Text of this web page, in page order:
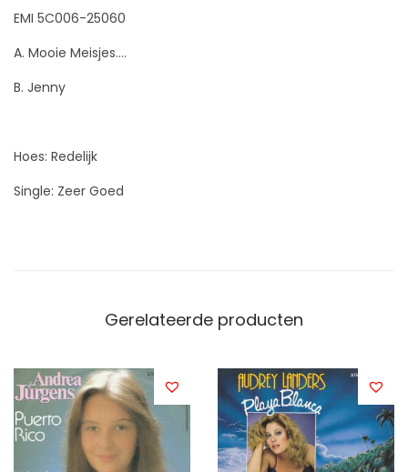
EMI 5C006-25060
A. Mooie Meisjes….
B. Jenny
Hoes: Redelijk
Single: Zeer Goed
Gerelateerde producten